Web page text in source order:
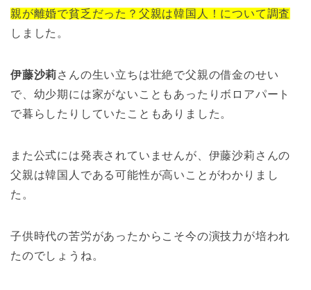
親が離婚で貧乏だった？父親は韓国人！について調査
しました。
伊藤沙莉さんの生い立ちは壮絶で父親の借金のせい
で、幼少期には家がないこともあったりボロアパート
で暮らしたりしていたこともありました。
また公式には発表されていませんが、伊藤沙莉さんの
父親は韓国人である可能性が高いことがわかりまし
た。
子供時代の苦労があったからこそ今の演技力が培われ
たのでしょうね。